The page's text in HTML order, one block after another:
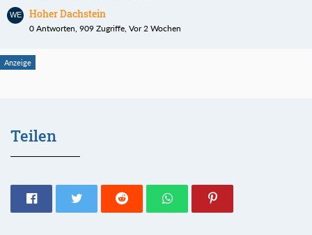
Hoher Dachstein
0 Antworten, 909 Zugriffe, Vor 2 Wochen
Teilen